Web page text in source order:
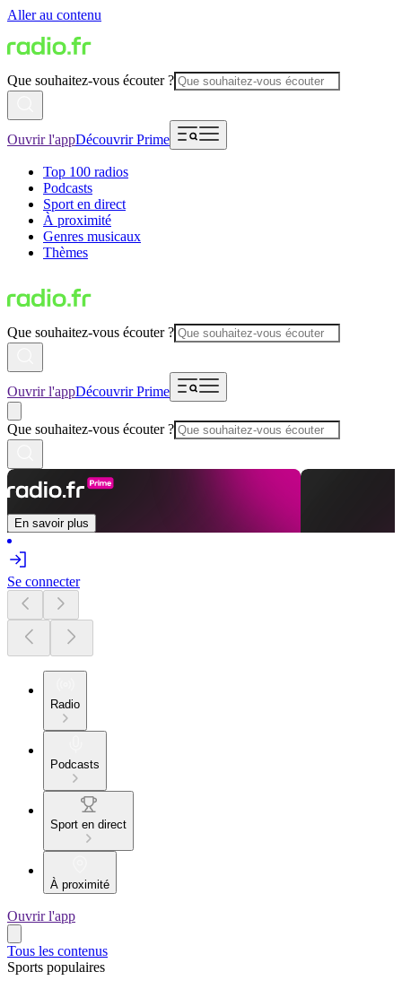
Aller au contenu
Que souhaitez-vous écouter ?
Ouvrir l'appDécouvrir Prime
Top 100 radios
Podcasts
Sport en direct
À proximité
Genres musicaux
Thèmes
Que souhaitez-vous écouter ?
Ouvrir l'appDécouvrir Prime
Que souhaitez-vous écouter ?
En savoir plus
Se connecter
Radio
Podcasts
Sport en direct
À proximité
Ouvrir l'app
Tous les contenus
Sports populaires